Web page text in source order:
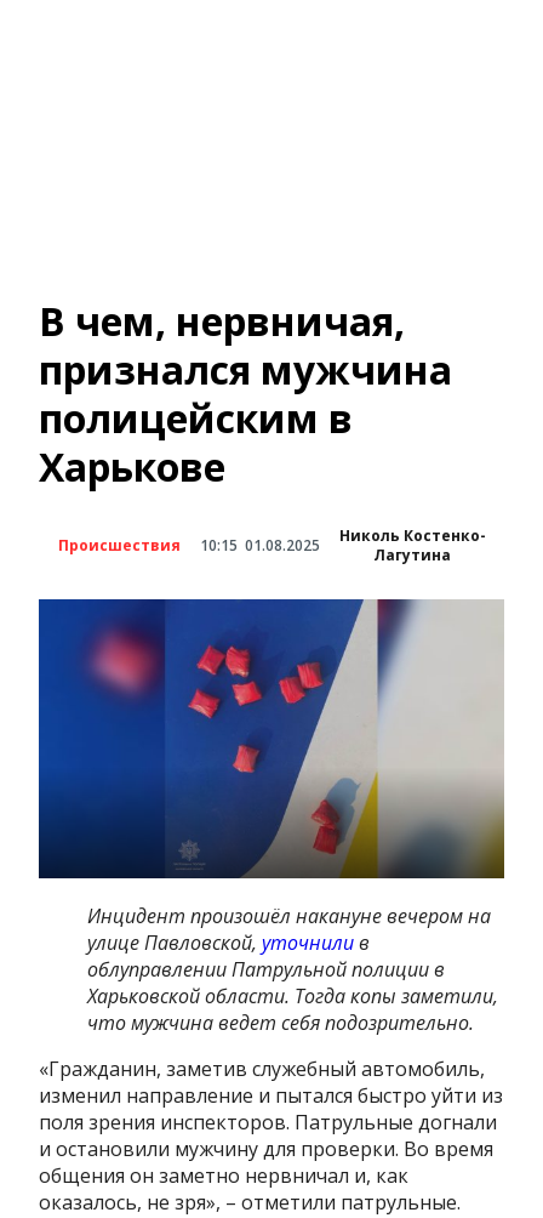
В чем, нервничая,
признался мужчина
полицейским в
Харькове
Происшествия 10:15 01.08.2025
Николь Костенко-
Лагутина
Инцидент произошёл накануне вечером на
улице Павловской,уточнилив
облуправлении Патрульной полиции в
Харьковской области. Тогда копы заметили,
что мужчина ведет себя подозрительно.
«Гражданин, заметив служебный автомобиль,
изменил направление и пытался быстро уйти из
поля зрения инспекторов. Патрульные догнали
и остановили мужчину для проверки. Во время
общения он заметно нервничал и, как
оказалось, не зря», – отметили патрульные.